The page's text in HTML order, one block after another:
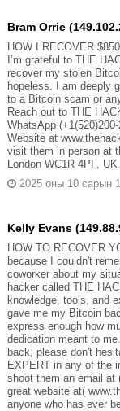
Bram Orrie
HOW I RECOVER
I’m grateful to THE
recover my stolen
hopeless. I am deeply
to a Bitcoin scam or
Reach out to THE
WhatsApp
Website at
visit them in person at
London WC1R 4PF, UK.
2025 оны 10 сарын
Kelly Evans
HOW TO RECOVER
because I couldn't
coworker about my
hacker called THE
knowledge, tools, and
gave me my Bitcoin
express enough how
dedication meant to
back, please don't
EXPERT in any of the
shoot them an email at
great website at(
anyone who has ever